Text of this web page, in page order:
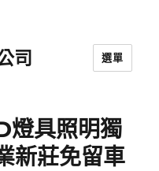
司 選單
燈具照明獨
新莊免留車